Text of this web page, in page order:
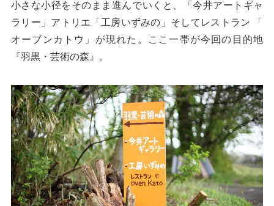
小さな小径をそのまま進んでいくと、「今井アートギャ
ラリー」アトリエ「工房いずみの」そしてレストラン 「
オーブンカトウ」が現れた。ここ一帯が今回の目的地
『羽黒・芸術の森』。